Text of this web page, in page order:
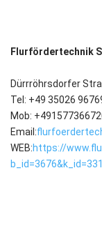
Flurfördertechnik
Dürrröhrsdorfer
Tel: ‪+49 35026
Mob:
Email:
WEB:https://